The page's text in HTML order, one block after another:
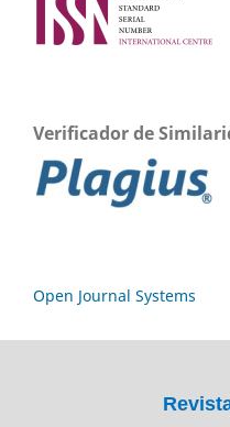
Verificador de
Open Journal Systems